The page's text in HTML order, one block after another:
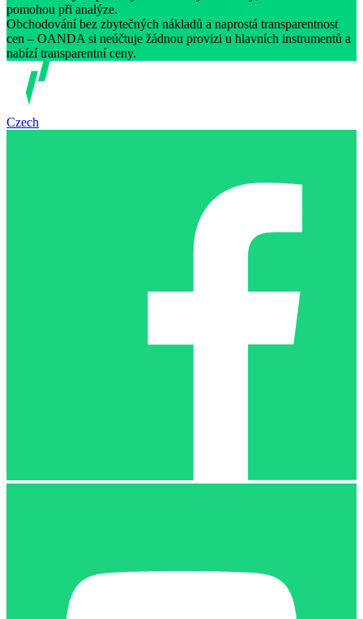
pomohou při analýze.
Obchodování bez zbytečných nákladů a naprostá transparentnost
cen – OANDA si neúčtuje žádnou provizi u hlavních instrumentů a
nabízí transparentní ceny.
Czech